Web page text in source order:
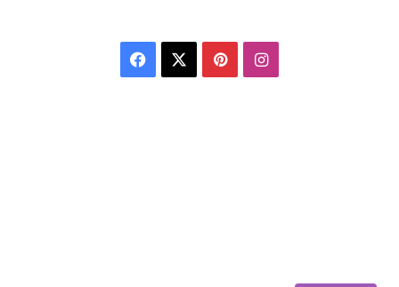
Facebook PinterestInstagram